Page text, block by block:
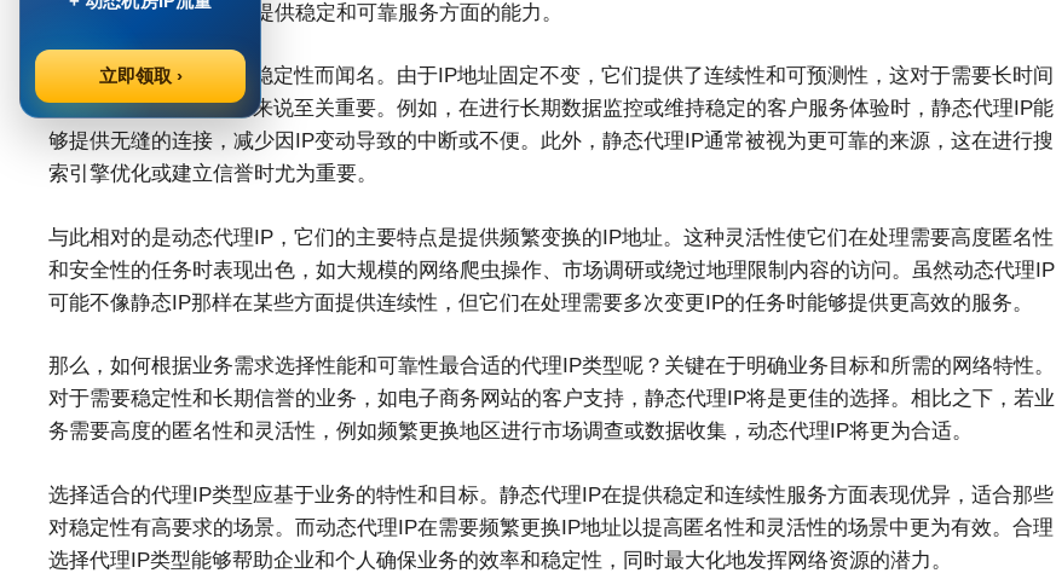
面的效率，二是它们在提供稳定和可靠服务方面的能力。
首先，静态代理IP以其稳定性而闻名。由于IP地址固定不变，它们提供了连续性和可预测性，这对于需要长时间
维持同一IP地址的应用来说至关重要。例如，在进行长期数据监控或维持稳定的客户服务体验时，静态代理IP能
够提供无缝的连接，减少因IP变动导致的中断或不便。此外，静态代理IP通常被视为更可靠的来源，这在进行搜
索引擎优化或建立信誉时尤为重要。
与此相对的是动态代理IP，它们的主要特点是提供频繁变换的IP地址。这种灵活性使它们在处理需要高度匿名性
和安全性的任务时表现出色，如大规模的网络爬虫操作、市场调研或绕过地理限制内容的访问。虽然动态代理IP
可能不像静态IP那样在某些方面提供连续性，但它们在处理需要多次变更IP的任务时能够提供更高效的服务。
那么，如何根据业务需求选择性能和可靠性最合适的代理IP类型呢？关键在于明确业务目标和所需的网络特性。
对于需要稳定性和长期信誉的业务，如电子商务网站的客户支持，静态代理IP将是更佳的选择。相比之下，若业
务需要高度的匿名性和灵活性，例如频繁更换地区进行市场调查或数据收集，动态代理IP将更为合适。
选择适合的代理IP类型应基于业务的特性和目标。静态代理IP在提供稳定和连续性服务方面表现优异，适合那些
对稳定性有高要求的场景。而动态代理IP在需要频繁更换IP地址以提高匿名性和灵活性的场景中更为有效。合理
选择代理IP类型能够帮助企业和个人确保业务的效率和稳定性，同时最大化地发挥网络资源的潜力。
立即领取 ›